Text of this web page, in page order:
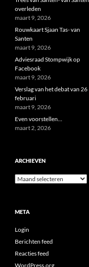
overleden
maart 9, 2026
Rouwkaart Sjaan Tas- van
Santen
maart 9, 2026
Adviesraad Stompwijk op
Facebook
maart 9, 2026
Verslag van het debat van 26
februari
maart 9, 2026
Even voorstellen…
maart 2, 2026
ARCHIEVEN
Archieven
META
Login
Berichten feed
Reacties feed
WordPress.org